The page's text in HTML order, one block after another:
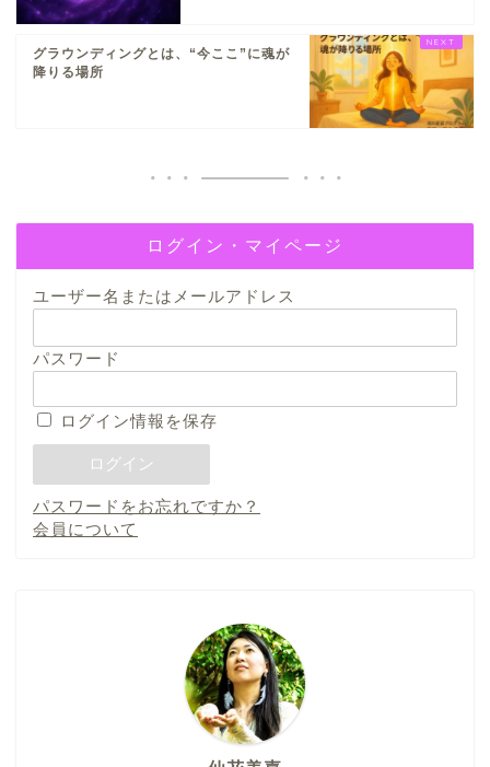
グラウンディングとは、“今ここ”に魂が
降りる場所
ログイン・マイページ
ユーザー名またはメールアドレス
パスワード
ログイン情報を保存
パスワードをお忘れですか？
会員について